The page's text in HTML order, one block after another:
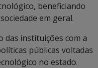
beneficiando
em geral.
das instituições com a
públicas voltadas
no estado.